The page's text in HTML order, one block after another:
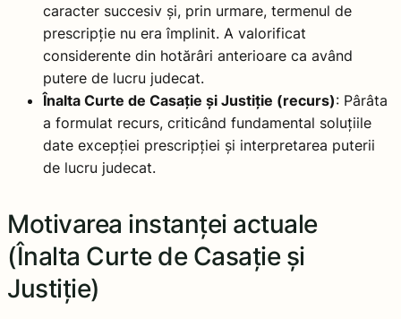
caracter succesiv și, prin urmare, termenul de
prescripție nu era împlinit. A valorificat
considerente din hotărâri anterioare ca având
putere de lucru judecat.
Înalta Curte de Casație și Justiție (recurs): Pârâta
a formulat recurs, criticând fundamental soluțiile
date excepției prescripției și interpretarea puterii
de lucru judecat.
Motivarea instanței actuale
(Înalta Curte de Casație și
Justiție)